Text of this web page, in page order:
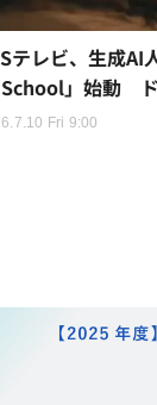
テレビ、生成AI
」始動
Fri 9:00